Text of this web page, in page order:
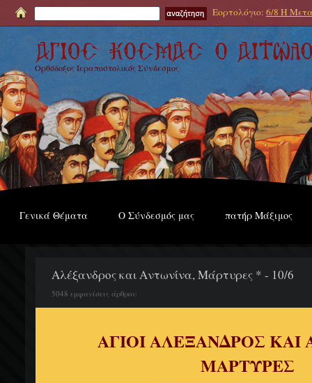
Εορτολόγιο: 6/8 Η
Ορθόδοξος Ιεραποστολικός Σύνδεσμος
Γενικά Θέματα Ο Σύνδεσμός μας πατήρ Μάξιμος
Αλέξανδρος και Αντωνίνα, Μάρτυρες * - 10/6
5048 εμφανίσεις άρθρου
ΑΓΙΟΙ ΑΛΕΞΑΝΔΡΟΣ ΚΑΙ
ΜΑΡΤΥΡΕΣ